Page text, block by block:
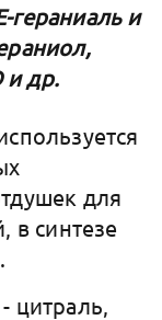
гераниаль и
и др.
для
в синтезе
цитраль,